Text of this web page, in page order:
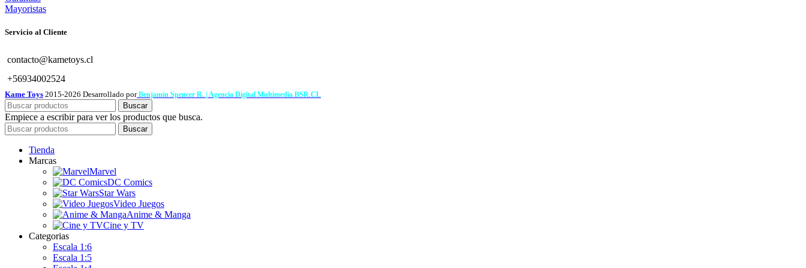
Mayoristas
Servicio al Cliente
contacto@kametoys.cl
+56934002524
Kame Toys 2015-2026 Desarrollado porBenjamín Spencer R. | Agencia Digital Multimedia BSR.CL
Buscar
Empiece a escribir para ver los productos que busca.
Buscar
Tienda
Marcas
Marvel
DC Comics
Star Wars
Video Juegos
Anime & Manga
Cine y TV
Categorias
Escala 1:6
Escala 1:5